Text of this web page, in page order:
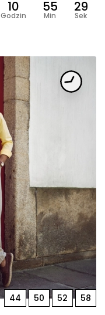
10
Godzin
55
Min
28
Sek
44
50 52 58